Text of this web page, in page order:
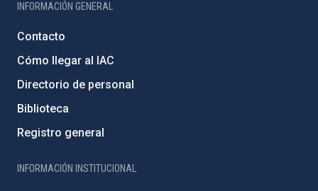
INFORMACIÓN GENERAL
Contacto
Cómo llegar al IAC
Directorio de personal
Biblioteca
Registro general
INFORMACIÓN INSTITUCIONAL